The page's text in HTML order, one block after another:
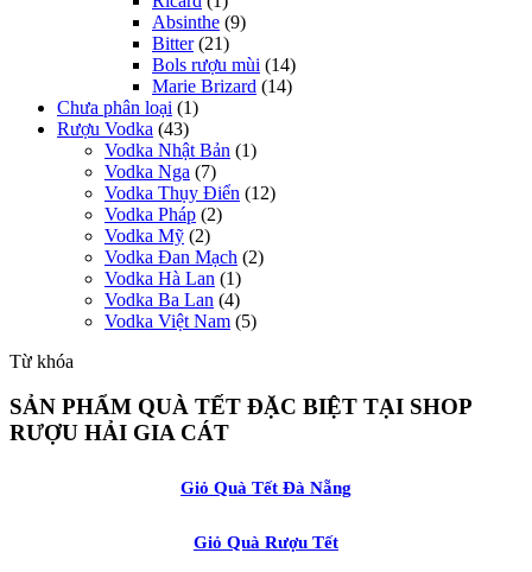
Absinthe (9)
Bitter (21)
Bols rượu mùi (14)
Marie Brizard (14)
Chưa phân loại (1)
Rượu Vodka (43)
Vodka Nhật Bản (1)
Vodka Nga (7)
Vodka Thụy Điển (12)
Vodka Pháp (2)
Vodka Mỹ (2)
Vodka Đan Mạch (2)
Vodka Hà Lan (1)
Vodka Ba Lan (4)
Vodka Việt Nam (5)
Từ khóa
SẢN PHẨM QUÀ TẾT ĐẶC BIỆT TẠI SHOP
RƯỢU HẢI GIA CÁT
Giỏ Quà Tết Đà Nẵng
Giỏ Quà Rượu Tết